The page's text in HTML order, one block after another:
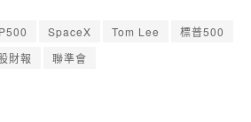
SpaceX Tom Lee
標普500
財報 聯準會